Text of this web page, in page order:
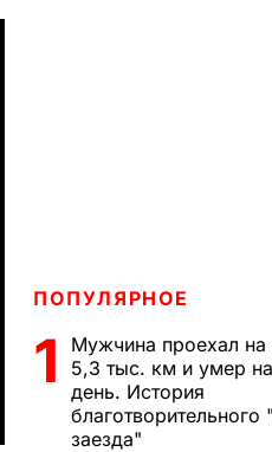
ПОПУЛЯРНОЕ
1
Мужчина проехал на
5,3 тыс. км и умер
день. История
благотворительного
заезда"